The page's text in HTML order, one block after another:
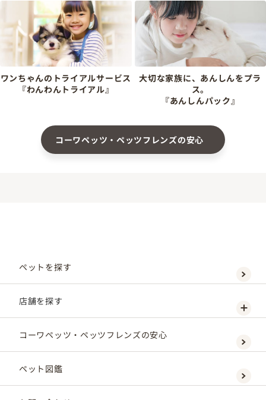
ワンちゃんのトライアルサービス
『わんわんトライアル』
大切な家族に、あんしんをプラ
ス。
『あんしんパック』
コーワペッツ・ペッツフレンズの安心
ペットを探す
店舗を探す
コーワペッツ・ペッツフレンズの安心
ペット図鑑